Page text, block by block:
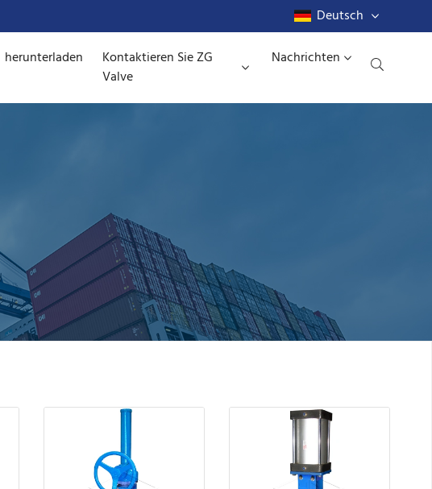
Deutsch
herunterladen
Kontaktieren Sie ZG
Valve
Nachrichten